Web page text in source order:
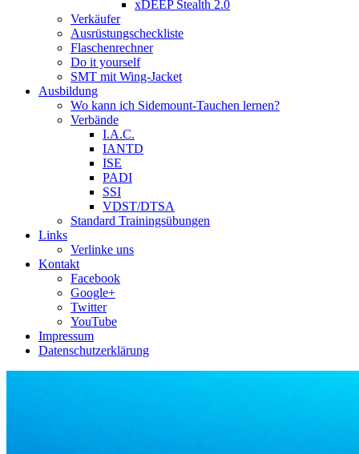
xDEEP Stealth 2.0
Verkäufer
Ausrüstungscheckliste
Flaschenrechner
Do it yourself
SMT mit Wing-Jacket
Ausbildung
Wo kann ich Sidemount-Tauchen lernen?
Verbände
I.A.C.
IANTD
ISE
PADI
SSI
VDST/DTSA
Standard Trainingsübungen
Links
Verlinke uns
Kontakt
Facebook
Google+
Twitter
YouTube
Impressum
Datenschutzerklärung